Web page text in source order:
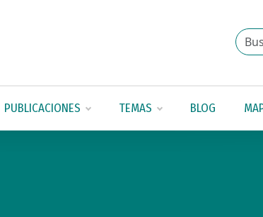
PUBLICACIONES TEMAS BLOG